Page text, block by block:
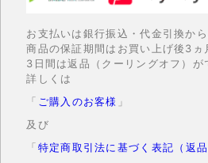
お支払いは銀行振込・代金引換か
商品の保証期間はお買い上げ後3ヵ
3日間は返品（クーリングオフ）が
詳しくは
「 ご購入のお客様 」
及び
「特定商取引法に基づく表記（返品